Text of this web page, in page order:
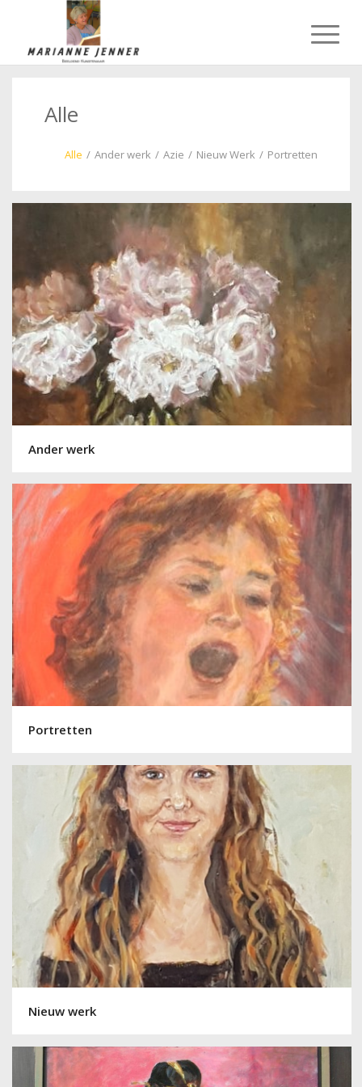
Alle
Alle / Ander werk / Azie / Nieuw Werk / Portretten
Ander werk
Portretten
Nieuw werk